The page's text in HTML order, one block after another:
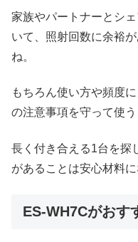
家族やパートナーとシ
いて、照射回数に余裕
ね。
もちろん使い方や頻度
の注意事項を守って使う
長く付き合える1台を探
があることは安心材料に
ES-WH7Cがおす